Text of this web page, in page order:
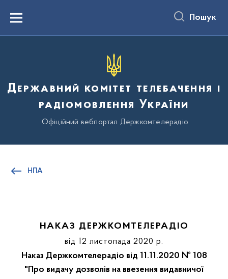
вмістуMenu Пошук
Державний комітет телебачення і
радіомовлення України
Офіційний вебпортал Держкомтелерадіо
НПА
НАКАЗ ДЕРЖКОМТЕЛЕРАДІО
від 12 листопада 2020 р.
Наказ Держкомтелерадіо від 11.11.2020 № 108
"Про видачу дозволів на ввезення видавничої